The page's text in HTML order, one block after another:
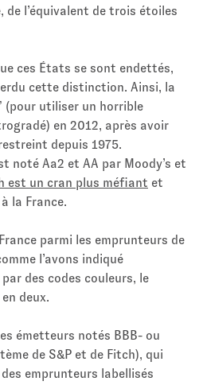
de l’équivalent de trois étoiles
ces États se sont endettés,
cette distinction. Ainsi, la
(pour utiliser un horrible
en 2012, après avoir
depuis 1975.
noté Aa2 et AA par Moody’s et
est un cran plus méfiant et
la France.
parmi les emprunteurs de
l’avons indiqué
des codes couleurs, le
deux.
émetteurs notés BBB- ou
de S&P et de Fitch), qui
emprunteurs labellisés